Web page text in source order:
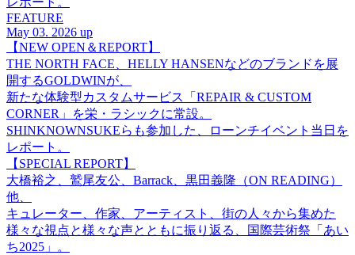
FEATURE
May 03. 2026 up
【NEW OPEN＆REPORT】
THE NORTH FACE、HELLY HANSENなどのブランドを展
開するGOLDWINが、
新たな体験型カスタムサービス「REPAIR & CUSTOM
CORNER」を栄・ラシックに常設。
SHINKNOWNSUKEらも参加した、ローンチイベント当日を
レポート。
【SPECIAL REPORT】
大橋裕之、鷲尾友公、Barrack、黒田義隆（ON READING）
他、
キュレーター、作家、アーティスト、街の人々から集めた
様々な視点と様々な声とともに振り返る、国際芸術祭「あい
ち2025」。